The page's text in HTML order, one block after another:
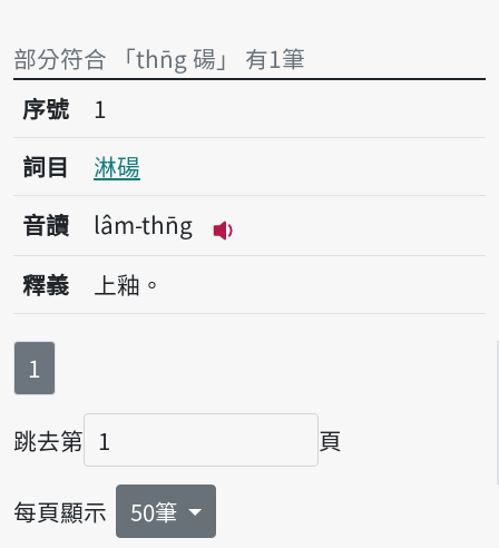
部分符合 「thn̄g 碭」 有1筆
序號1淋碭
序號
1
詞目
淋碭
音讀
lâm-thn̄g
播放音讀lâm-thn̄g
釋義 上釉。
第
1
跳去第
頁碼
頁
每頁顯示 50筆